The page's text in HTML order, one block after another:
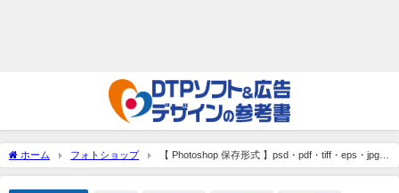
ホーム フォトショップ
【 Photoshop 保存形式 】psd・pdf・tiff・eps・jpg・
png・gif・bmp・dcm・pcx・pxr・pbm・webp・mpo …「拡張子一覧」2024年版